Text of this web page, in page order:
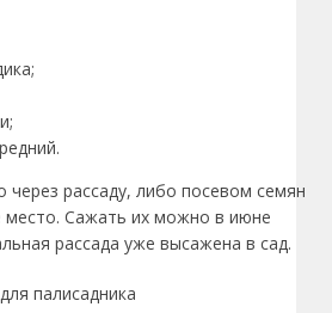
рассаду, либо посевом семян
место. Сажать их можно в июне
рассада уже высажена в сад.